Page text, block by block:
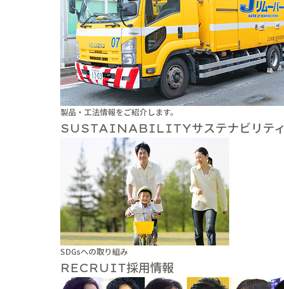
製品・工法情報をご紹介します。
SUSTAINABILITYサステナビリティ
SDGsへの取り組み
RECRUIT採用情報